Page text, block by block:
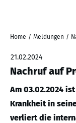
Home / Meldungen /
21.02.2024
Nachruf auf
Am 03.02.2024
Krankheit in
verliert die